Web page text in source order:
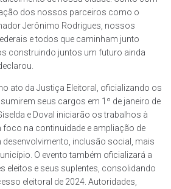
dos nossos parceiros como o
Jerônimo Rodrigues, nossos
e todos que caminham junto
construindo juntos um futuro ainda
ato da Justiça Eleitoral, oficializando os
seus cargos em 1º de janeiro de
e Doval iniciarão os trabalhos à
foco na continuidade e ampliação de
inclusão social, mais
O evento também oficializará a
eleitos e seus suplentes, consolidando
eleitoral de 2024. Autoridades,